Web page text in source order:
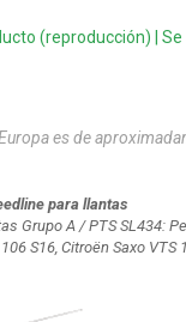
(reproducción) |
es de
para llantas
Grupo A / PTS SL434:
S16, Citroën Saxo VTS